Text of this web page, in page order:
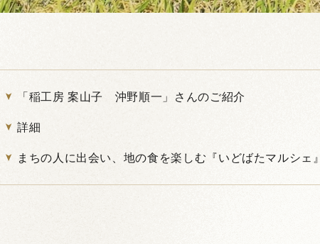
「稲工房 案山子 沖野順一」さんのご紹介
詳細
まちの人に出会い、地の食を楽しむ『いどばたマルシェ』